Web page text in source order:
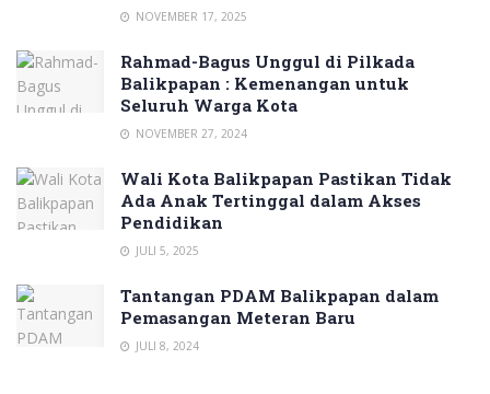
NOVEMBER 17, 2025
Rahmad-Bagus Unggul di Pilkada
Balikpapan : Kemenangan untuk
Seluruh Warga Kota
NOVEMBER 27, 2024
Wali Kota Balikpapan Pastikan Tidak
Ada Anak Tertinggal dalam Akses
Pendidikan
JULI 5, 2025
Tantangan PDAM Balikpapan dalam
Pemasangan Meteran Baru
JULI 8, 2024